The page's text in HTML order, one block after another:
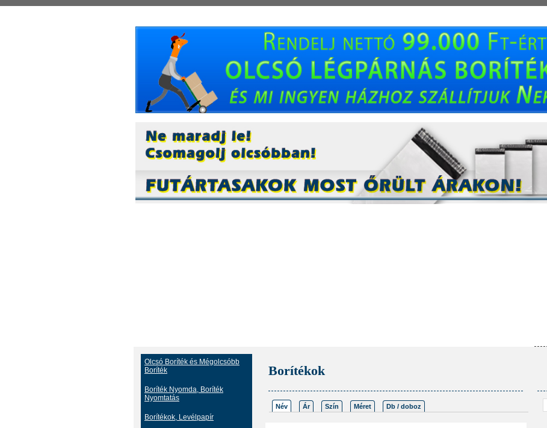
Olcsó Boríték és Mégolcsóbb
Boríték
Boríték Nyomda, Boríték
Nyomtatás
Borítékok, Levélpapír
Borítékok
Név Ár Szín Méret Db / doboz